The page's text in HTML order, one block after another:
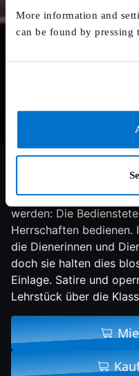
More information and
can be found by pressing
Eine reiche Dame
für ihre Dienerschaft,
werden: Die
Herrschaften bedienen.
die Dienerinnen und
doch sie halten dies
Einlage. Satire und
Lehrstück über die